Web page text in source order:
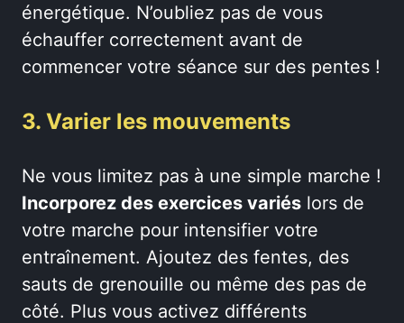
énergétique. N’oubliez pas de vous
échauffer correctement avant de
commencer votre séance sur des pentes !
3. Varier les mouvements
Ne vous limitez pas à une simple marche !
Incorporez des exercices variés lors de
votre marche pour intensifier votre
entraînement. Ajoutez des fentes, des
sauts de grenouille ou même des pas de
côté. Plus vous activez différents